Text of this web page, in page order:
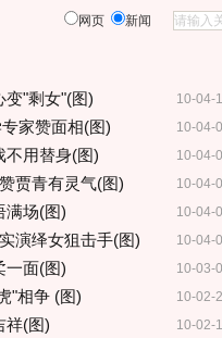
网页 新闻
10-04-
变"剩女"(图)
10-04-
家赞面相(图)
10-04-
不用替身(图)
10-04-
贾青有灵气(图)
10-04-
满场(图)
10-04-
演绎女狙击手(图)
10-03-
一面(图)
10-02-
"相争 (图)
10-02-
祥(图)